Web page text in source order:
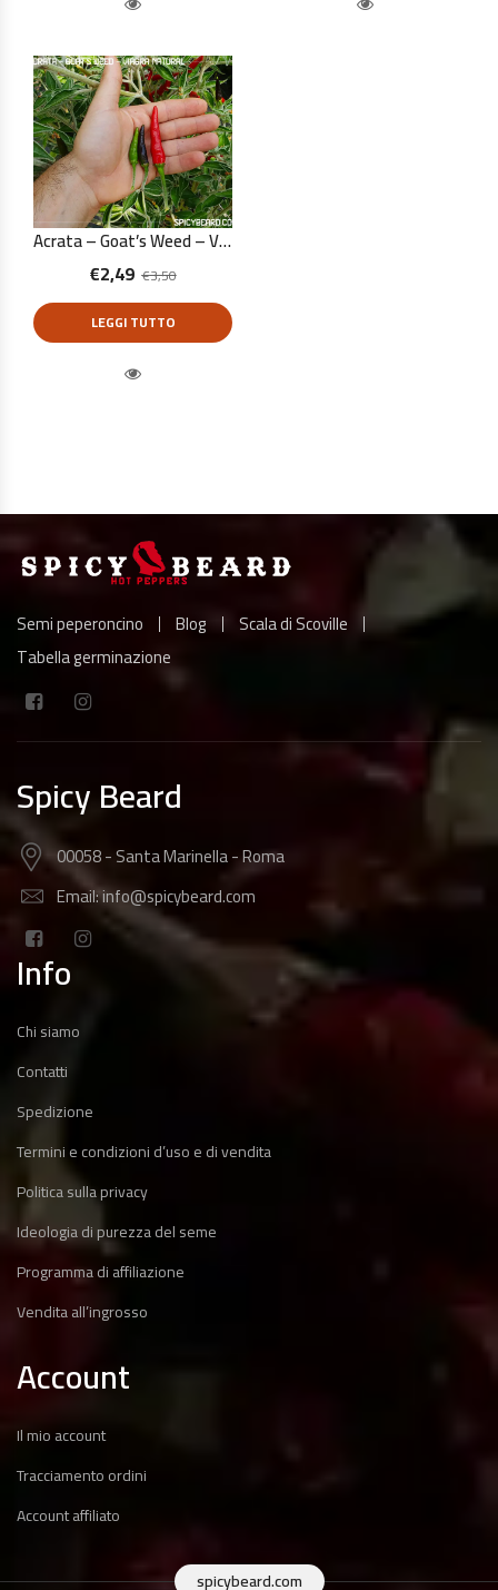
Acrata – Goat’s Weed – Viagra Natural – Capsicum Annuum – 10 Semi Puri
€3,50
€2,49
LEGGI TUTTO
Semi peperoncino Blog
Scala di Scoville
Tabella germinazione
Spicy Beard
00058 - Santa Marinella - Roma
Email: info@spicybeard.com
Info
Chi siamo
Contatti
Spedizione
Termini e condizioni d’uso e di vendita
Politica sulla privacy
Ideologia di purezza del seme
Programma di affiliazione
Vendita all’ingrosso
Account
Il mio account
Tracciamento ordini
Account affiliato
spicybeard.com